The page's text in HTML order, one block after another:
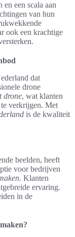
een scala aan
van hun
ook een krachtige
dat
drone
drone, wat klanten
te verkrijgen. Met
is de kwaliteit
beelden, heeft
voor bedrijven
. Klanten
ervaring.
in de